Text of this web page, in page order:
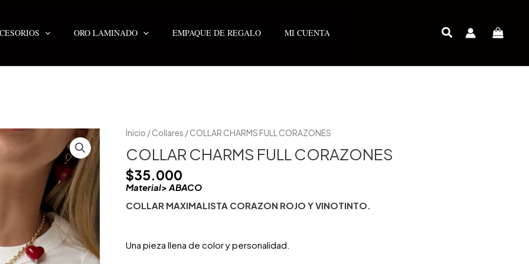
ORO LAMINADO EMPAQUE DE REGALO MI CUENTA
Inicio /Collares / COLLAR CHARMS FULL CORAZONES
COLLAR CHARMS FULL CORAZONES
$35.000
Material> ABACO
COLLAR MAXIMALISTA CORAZON ROJO Y VINOTINTO.
Una pieza llena de color y personalidad.
COLLAR
CHARMS
FULL
CORAZONES
cantidad